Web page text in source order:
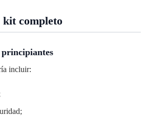
completo
incluir: